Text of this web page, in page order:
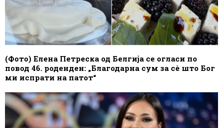
(Фото) Елена Петреска од Белгија се огласи по
повод 46. роденден: „Благодарна сум за сè што Бог
ми испрати на патот“